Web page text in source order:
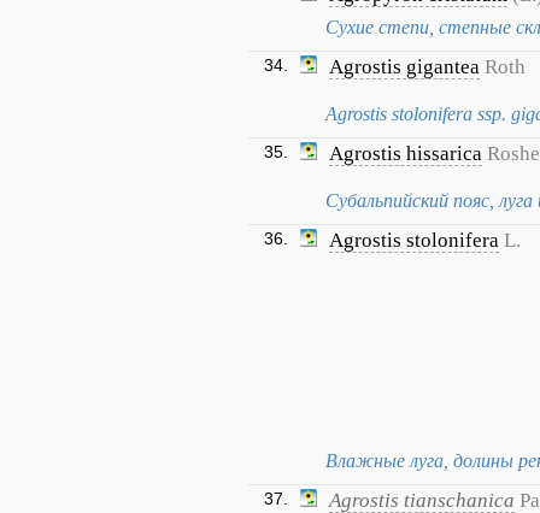
Сухие степи, степные
34. Agrostis gigantea Roth
Agrostis stolonifera ssp.
35. Agrostis hissarica
Субальпийский пояс,
36. Agrostis stolonifera L.
Влажные луга, долины
37. Agrostis tianschanica